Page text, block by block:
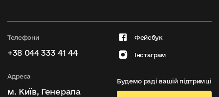
Телефони
+38 044 333 41 44
Адреса
м. Київ, Генерала
Фейсбук
Інстаграм
Будемо раді вашій підтримці